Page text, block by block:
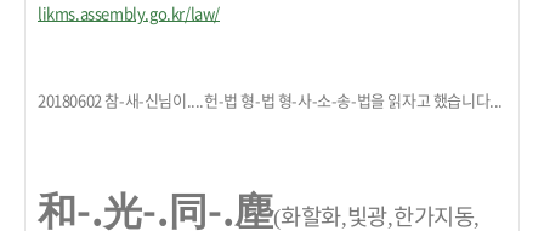
likms.assembly.go.kr/law/
20180602 참-새-신님이....헌-법 형-법 형-사-소-송-법을 읽자고 했습니다...
和-.光-.同-.塵(화할화,빛광,한가지동,